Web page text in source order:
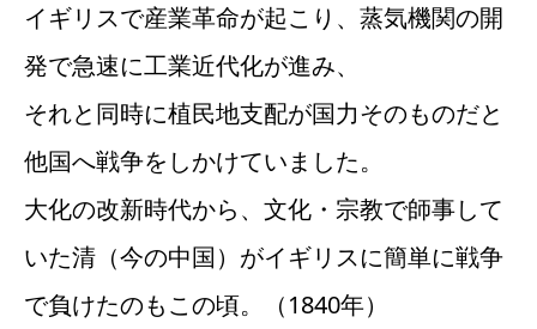
イギリスで産業革命が起こり、蒸気機関の開
発で急速に工業近代化が進み、
それと同時に植民地支配が国力そのものだと
他国へ戦争をしかけていました。
大化の改新時代から、文化・宗教で師事して
いた清（今の中国）がイギリスに簡単に戦争
で負けたのもこの頃。（1840年）